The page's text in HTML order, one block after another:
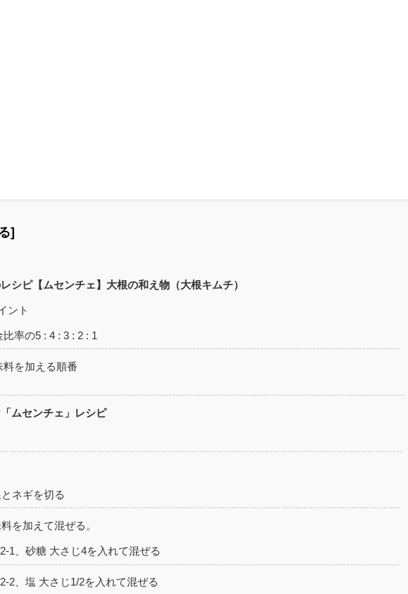
シピ【ムセンチェ】大根の和え物（大根キムチ）
ント
率の5 : 4 : 3 : 2 : 1
を加える順番
ムセンチェ」レシピ
ネギを切る
を加えて混ぜる。
2-1、砂糖 大さじ4を入れて混ぜる
2-2、塩 大さじ1/2を入れて混ぜる